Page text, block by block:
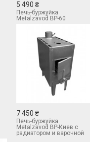
5 490 ₴
Печь-буржуйка
Metalzavod BP-60
7 450 ₴
Печь-буржуйка
Metalzavod BP-Киев с
радиатором и варочной